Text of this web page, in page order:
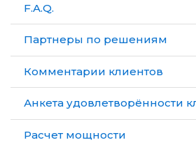
F.A.Q.
Партнеры по решениям
Комментарии клиентов
Анкета удовлетворённости
Расчет мощности